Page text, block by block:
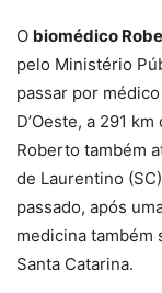
O biomédico
pelo Ministério
passar por
D’Oeste, a 291
Roberto também
de Laurentino
passado, após
medicina
Santa Catarina.